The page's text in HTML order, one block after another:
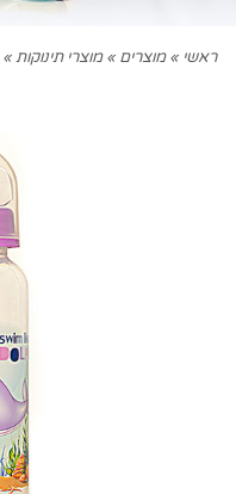
ראשי » מוצרים » מוצרי תינוקות»